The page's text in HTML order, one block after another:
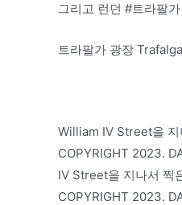
그리고 런던 #트라팔
트라팔가 광장
William IV Street을 지
COPYRIGHT 2023.
IV Street을 지나서 찍
COPYRIGHT 2023.